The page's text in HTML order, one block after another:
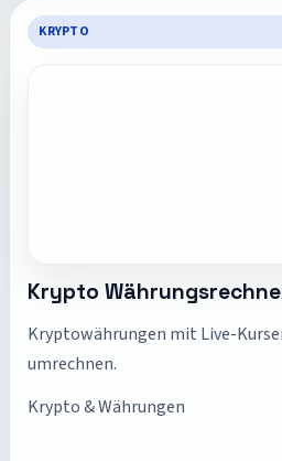
KRYPTO
Krypto
Kryptowährungen mit Live-
umrechnen.
Krypto & Währungen